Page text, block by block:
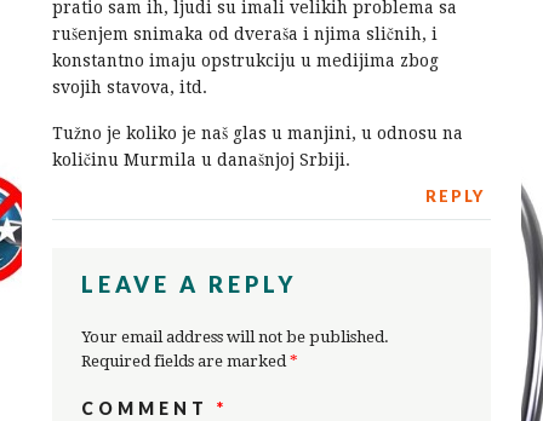
pratio sam ih, ljudi su imali velikih problema sa
rušenjem snimaka od dveraša i njima sličnih, i
konstantno imaju opstrukciju u medijima zbog
svojih stavova, itd.
Tužno je koliko je naš glas u manjini, u odnosu na
količinu Murmila u današnjoj Srbiji.
REPLY
LEAVE A REPLY
Your email address will not be published.
Required fields are marked*
COMMENT*